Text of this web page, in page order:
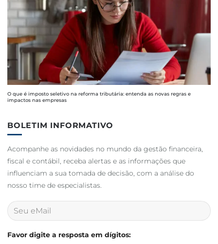
O que é imposto seletivo na reforma tributária: entenda as novas regras e
impactos nas empresas
BOLETIM INFORMATIVO
Acompanhe as novidades no mundo da gestão financeira,
fiscal e contábil, receba alertas e as informações que
influenciam a sua tomada de decisão, com a análise do
nosso time de especialistas.
Favor digite a resposta em dígitos: